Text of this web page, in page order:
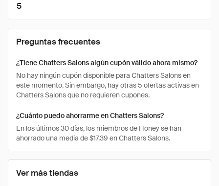
Ver más tiendas
5
Preguntas frecuentes
¿Tiene Chatters Salons algún cupón válido ahora mismo?
No hay ningún cupón disponible para Chatters Salons en
este momento. Sin embargo, hay otras 5 ofertas activas en
Chatters Salons que no requieren cupones.
¿Cuánto puedo ahorrarme en Chatters Salons?
En los últimos 30 días, los miembros de Honey se han
ahorrado una media de $17.39 en Chatters Salons.